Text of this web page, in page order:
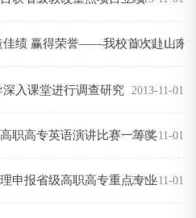
佳绩 赢得荣誉——我校首次赴山东
2013-11-01
入课堂进行调查研究 2013-11-01
职高专英语演讲比赛一等奖2013-11-01
申报省级高职高专重点专业2013-11-01